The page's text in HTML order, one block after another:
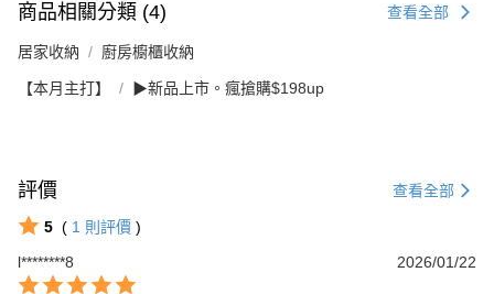
商品相關分類 (4) 查看全部
居家收納 廚房櫥櫃收納
【本月主打】 ▶新品上市。瘋搶購$198up
評價 查看全部
5 ( 1 則評價 )
l********8
2026/01/22